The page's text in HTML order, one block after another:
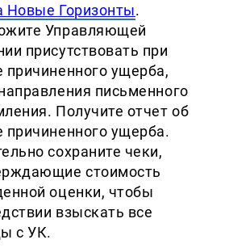
Новые Горизонты.
Управляющей
присутствовать при
причиненного ущерба,
письменного
Получите отчет об
причиненного ущерба.
сохраните чеки,
стоимость
оценки, чтобы
взыскать все
с УК.